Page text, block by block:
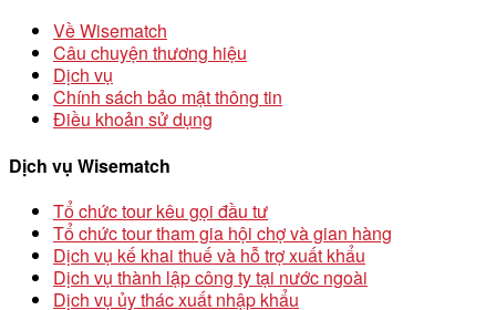
Về Wisematch
Câu chuyện thương hiệu
Dịch vụ
Chính sách bảo mật thông tin
Điều khoản sử dụng
Dịch vụ Wisematch
Tổ chức tour kêu gọi đầu tư
Tổ chức tour tham gia hội chợ và gian hàng
Dịch vụ kế khai thuế và hỗ trợ xuất khẩu
Dịch vụ thành lập công ty tại nước ngoài
Dịch vụ ủy thác xuất nhập khẩu